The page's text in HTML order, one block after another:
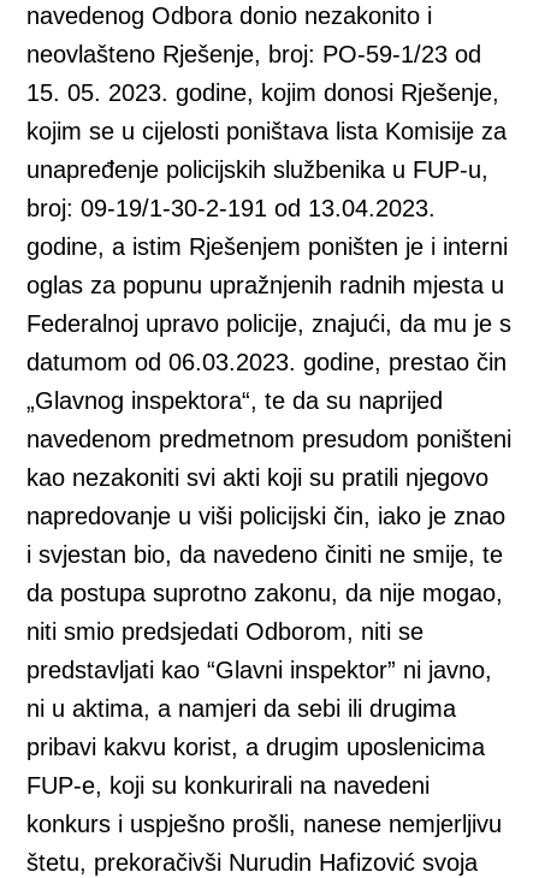
navedenog Odbora donio nezakonito i
neovlašteno Rješenje, broj: PO-59-1/23 od
15. 05. 2023. godine, kojim donosi Rješenje,
kojim se u cijelosti poništava lista Komisije za
unapređenje policijskih službenika u FUP-u,
broj: 09-19/1-30-2-191 od 13.04.2023.
godine, a istim Rješenjem poništen je i interni
oglas za popunu upražnjenih radnih mjesta u
Federalnoj upravo policije, znajući, da mu je s
datumom od 06.03.2023. godine, prestao čin
„Glavnog inspektora“, te da su naprijed
navedenom predmetnom presudom poništeni
kao nezakoniti svi akti koji su pratili njegovo
napredovanje u viši policijski čin, iako je znao
i svjestan bio, da navedeno činiti ne smije, te
da postupa suprotno zakonu, da nije mogao,
niti smio predsjedati Odborom, niti se
predstavljati kao “Glavni inspektor” ni javno,
ni u aktima, a namjeri da sebi ili drugima
pribavi kakvu korist, a drugim uposlenicima
FUP-e, koji su konkurirali na navedeni
konkurs i uspješno prošli, nanese nemjerljivu
štetu, prekoračivši Nurudin Hafizović svoja